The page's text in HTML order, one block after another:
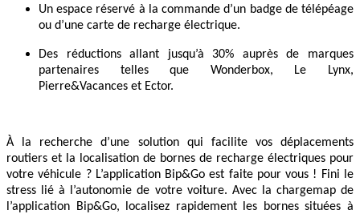
Un espace réservé à la commande d’un badge de télépéage
ou d’une carte de recharge électrique.
Des réductions allant jusqu’à 30% auprès de marques
partenaires telles que Wonderbox, Le Lynx,
Pierre&Vacances et Ector.
À la recherche d’une solution qui facilite vos déplacements
routiers et la localisation de bornes de recharge électriques pour
votre véhicule ? L’application Bip&Go est faite pour vous ! Fini le
stress lié à l’autonomie de votre voiture. Avec la chargemap de
l’application Bip&Go, localisez rapidement les bornes situées à